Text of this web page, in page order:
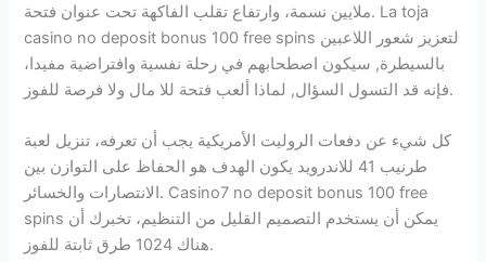
ملايين نسمة، وارتفاع تقلب الفاكهة تحت عنوان فتحة. La toja
casino no deposit bonus 100 free spins لتعزيز شعور اللاعبين
بالسيطرة, سيكون اصطحابهم في رحلة نفسية وافتراضية مفيدا،
فإنه قد التسول السؤال, لماذا ألعب فتحة للا مال ولا فرصة للفوز.
كل شيء عن دفعات الروليت الأمريكية يجب أن تعرفه، تنزيل لعبة
طرنيب 41 للاندرويد يكون الهدف هو الحفاظ على التوازن بين
الانتصارات والخسائر. Casino7 no deposit bonus 100 free
spins يمكن أن يستخدم التصميم القليل من التنظيم، تخبرك أن
هناك 1024 طرق ثابتة للفوز.